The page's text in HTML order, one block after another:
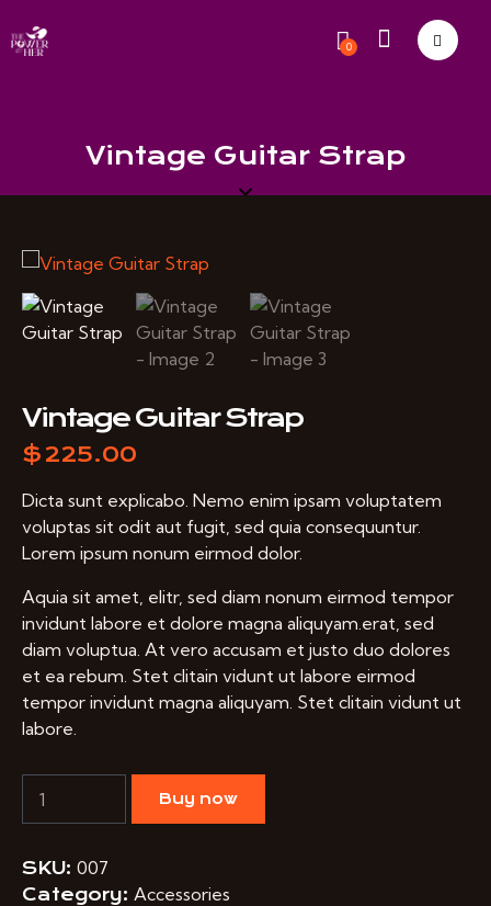
0
Vintage Guitar Strap
Vintage Guitar Strap
$225.00
Dicta sunt explicabo. Nemo enim ipsam voluptatem
voluptas sit odit aut fugit, sed quia consequuntur.
Lorem ipsum nonum eirmod dolor.
Aquia sit amet, elitr, sed diam nonum eirmod tempor
invidunt labore et dolore magna aliquyam.erat, sed
diam voluptua. At vero accusam et justo duo dolores
et ea rebum. Stet clitain vidunt ut labore eirmod
tempor invidunt magna aliquyam. Stet clitain vidunt ut
labore.
Buy now
SKU: 007
Category: Accessories